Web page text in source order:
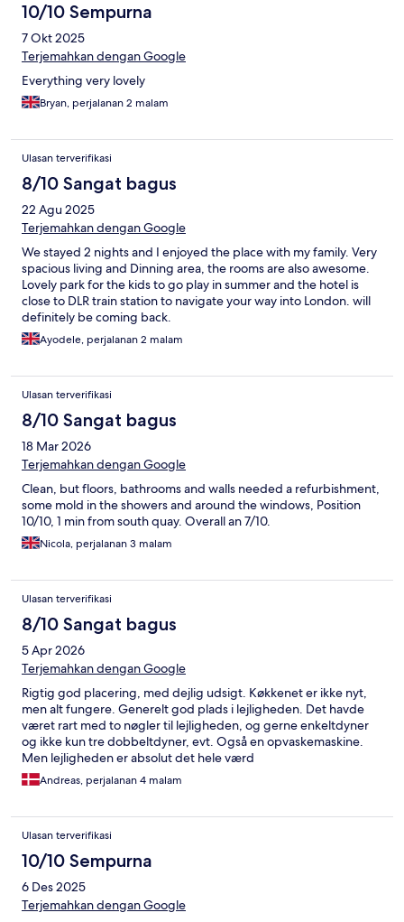
10/10 Sempurna
7 Okt 2025
Terjemahkan dengan Google
Everything very lovely
Bryan, perjalanan 2 malam
Ulasan terverifikasi
8/10 Sangat bagus
22 Agu 2025
Terjemahkan dengan Google
We stayed 2 nights and I enjoyed the place with my family. Very
spacious living and Dinning area, the rooms are also awesome.
Lovely park for the kids to go play in summer and the hotel is
close to DLR train station to navigate your way into London. will
definitely be coming back.
Ayodele, perjalanan 2 malam
Ulasan terverifikasi
8/10 Sangat bagus
18 Mar 2026
Terjemahkan dengan Google
Clean, but floors, bathrooms and walls needed a refurbishment,
some mold in the showers and around the windows, Position
10/10, 1 min from south quay. Overall an 7/10.
Nicola, perjalanan 3 malam
Ulasan terverifikasi
8/10 Sangat bagus
5 Apr 2026
Terjemahkan dengan Google
Rigtig god placering, med dejlig udsigt. Køkkenet er ikke nyt,
men alt fungere. Generelt god plads i lejligheden. Det havde
været rart med to nøgler til lejligheden, og gerne enkeltdyner
og ikke kun tre dobbeltdyner, evt. Også en opvaskemaskine.
Men lejligheden er absolut det hele værd
Andreas, perjalanan 4 malam
Ulasan terverifikasi
10/10 Sempurna
6 Des 2025
Terjemahkan dengan Google